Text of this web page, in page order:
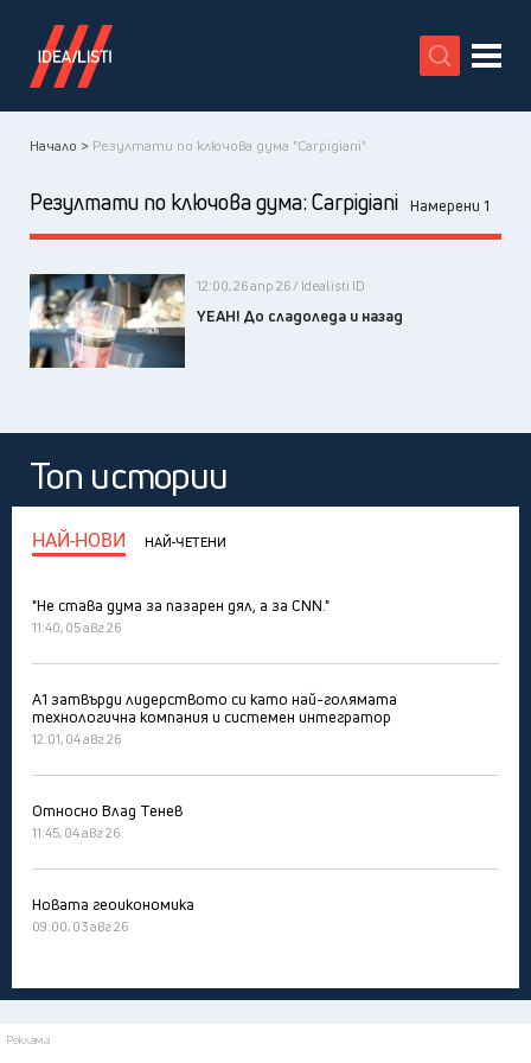
X
Начало > Резултати по ключова дума "Carpigiani"
Резултати по ключова дума: Carpigiani Намерени 1
12:00, 26 апр 26 / Idealisti ID
YEAH! До сладоледа и назад
Топ истории
НАЙ-НОВИ НАЙ-ЧЕТЕНИ
"Не става дума за пазарен дял, а за CNN."
11:40, 05 авг 26
А1 затвърди лидерството си като най-голямата
технологична компания и системен интегратор
12:01, 04 авг 26
Относно Влад Тенев
11:45, 04 авг 26
Новата геоикономика
09:00, 03 авг 26
Реклама